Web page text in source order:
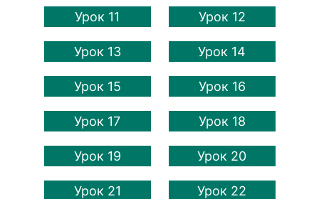
Урок 11 Урок 12
Урок 13 Урок 14
Урок 15 Урок 16
Урок 17 Урок 18
Урок 19 Урок 20
Урок 21 Урок 22